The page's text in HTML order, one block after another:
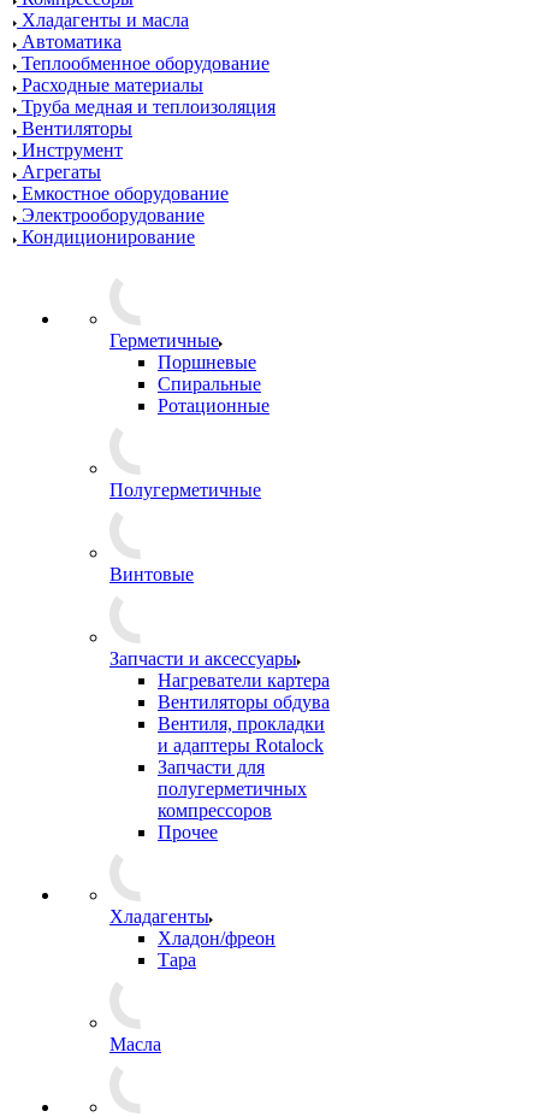
Хладагенты и масла
Автоматика
Теплообменное оборудование
Расходные материалы
Труба медная и теплоизоляция
Вентиляторы
Инструмент
Агрегаты
Емкостное оборудование
Электрооборудование
Кондиционирование
Герметичные
Поршневые
Спиральные
Ротационные
Полугерметичные
Винтовые
Запчасти и аксессуары
Нагреватели картера
Вентиляторы обдува
Вентиля, прокладки
и адаптеры Rotalock
Запчасти для
полугерметичных
компрессоров
Прочее
Хладагенты
Хладон/фреон
Тара
Масла